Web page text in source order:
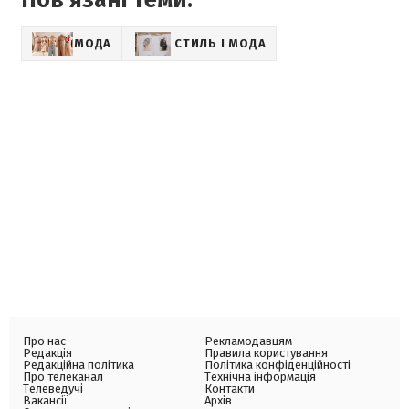
МОДА СТИЛЬ І МОДА
Про нас
Редакція
Редакційна політика
Про телеканал
Телеведучі
Вакансії
Рекламодавцям
Правила користування
Політика конфіденційності
Технічна інформація
Контакти
Архів